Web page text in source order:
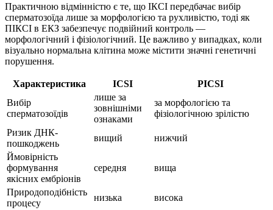
Практичною відмінністю є те, що ІКСІ передбачає вибір
сперматозоїда лише за морфологією та рухливістю, тоді як
ПІКСІ в ЕКЗ забезпечує подвійний контроль —
морфологічний і фізіологічний. Це важливо у випадках, коли
візуально нормальна клітина може містити значні генетичні
порушення.
Характеристика ICSI
PICSI
Вибір
сперматозоїдів
лише за
зовнішніми
ознаками
за морфологією та
фізіологічною зрілістю
Ризик ДНК-
пошкоджень
вищий
нижчий
Ймовірність
формування
якісних ембріонів
середня вища
Природоподібність
процесу
низька висока